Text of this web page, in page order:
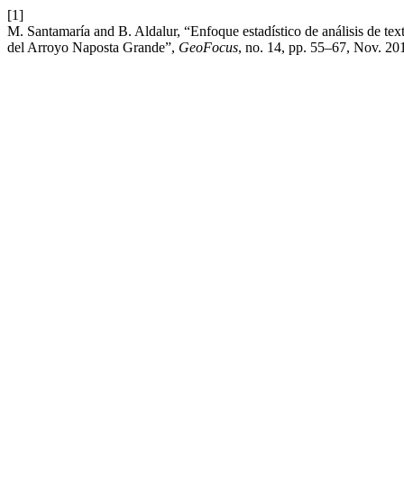
[1]
M. Santamaría and B. Aldalur, “Enfoque estadístico de análisis de
del Arroyo Naposta Grande”, GeoFocus, no. 14, pp. 55–67, Nov.